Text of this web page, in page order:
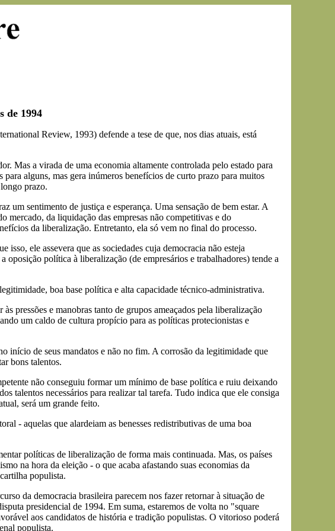
de 1994
Review, 1993) defende a tese de que, nos dias atuais, está
Mas a virada de uma economia altamente controlada pelo estado para
alguns, mas gera inúmeros benefícios de curto prazo para muitos
prazo.
um sentimento de justiça e esperança. Uma sensação de bem estar. A
mercado, da liquidação das empresas não competitivas e do
da liberalização. Entretanto, ela só vem no final do processo.
isso, ele assevera que as sociedades cuja democracia não esteja
política à liberalização (de empresários e trabalhadores) tende a
boa base política e alta capacidade técnico-administrativa.
pressões e manobras tanto de grupos ameaçados pela liberalização
um caldo de cultura propício para as políticas protecionistas e
início de seus mandatos e não no fim. A corrosão da legitimidade que
bons talentos.
não conseguiu formar um mínimo de base política e ruiu deixando
talentos necessários para realizar tal tarefa. Tudo indica que ele consiga
será um grande feito.
- aquelas que alardeiam as benesses redistributivas de uma boa
políticas de liberalização de forma mais continuada. Mas, os países
na hora da eleição - o que acaba afastando suas economias da
populista.
da democracia brasileira parecem nos fazer retornar à situação de
presidencial de 1994. Em suma, estaremos de volta no "square
aos candidatos de história e tradição populistas. O vitorioso poderá
populista.